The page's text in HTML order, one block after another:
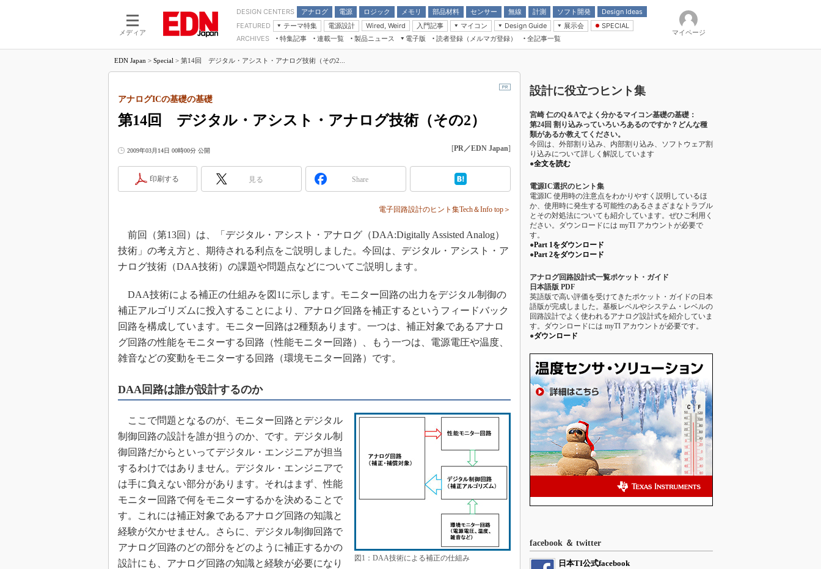
メディア
DESIGN CENTERS アナログ
電源
モーター
ロジック
LSI
FPGA
メモリ
部品材料
受動部品
センサー 無線 計測 ソフト開発
Design Ideas
アナログ機能回路
計測とテスト
FEATURED
テーマ特集
カーボンニュートラルへの挑戦
つながるクルマ
エレクトロニクス入門
医療エレ（EE Times Japan）
製品解剖（EE Times Japan）
電源設計 Wired, Weird
入門記事
モーター入門
マイコン
マイコン講座
Q&Aで学ぶマイコン講座
Design Guide
計測機器
展示会
CEATEC
組込み/エッジコンピューティング展
人とくるま展
SPECIAL
Microchip情報
ARCHIVES 特集記事
連載一覧
マイクロプロセッサ懐古録
用講座
たった2つの式で始めるDC/DCコン
バーターの設計
DC-DCコンバーター活用講座
Wired, Weird
マイコン講座
記録計／データロガーの基礎知識
アナログ設計のきほん／ADCとノイ
ズ編
めざせ高効率！ モーター駆動入門講
座
Bluetooth mesh入門
最新記事一覧
計測器メーカーから見た5G
USB Type-Cの登場で評価試験はど
う変わる？
編】
IoT時代の無線規格を知る【Z-Wave
製品ニュース
電子版
子版
読者登録（メルマガ登録） 全記事一覧
マイページ
EDN Japan > Special > 第14回 デジタル・アシスト・アナログ技術（その2...
第14回 デジタル・アシスト・アナログ技術（その2）
アナログICの基礎の基礎
2009年03月14日 00時00分 公開 [PR／EDN Japan]
印刷する 見る Share
電子回路設計のヒント集Tech＆Info top＞
前回（第13回）は、「デジタル・アシスト・アナログ（DAA:Digitally Assisted Analog）
技術」の考え方と、期待される利点をご説明しました。今回は、デジタル・アシスト・ア
ナログ技術（DAA技術）の課題や問題点などについてご説明します。
DAA技術による補正の仕組みを図1に示します。モニター回路の出力をデジタル制御の
補正アルゴリズムに投入することにより、アナログ回路を補正するというフィードバック
回路を構成しています。モニター回路は2種類あります。一つは、補正対象であるアナロ
グ回路の性能をモニターする回路（性能モニター回路）、もう一つは、電源電圧や温度、
雑音などの変動をモニターする回路（環境モニター回路）です。
DAA回路は誰が設計するのか
図1：DAA技術による補正の仕組み
ここで問題となるのが、モニター回路とデジタル
制御回路の設計を誰が担うのか、です。デジタル制
御回路だからといってデジタル・エンジニアが担当
するわけではありません。デジタル・エンジニアで
は手に負えない部分があります。それはまず、性能
モニター回路で何をモニターするかを決めることで
す。これには補正対象であるアナログ回路の知識と
経験が欠かせません。さらに、デジタル制御回路で
アナログ回路のどの部分をどのように補正するかの
設計にも、アナログ回路の知識と経験が必要になり
設計に役立つヒント集
宮崎 仁のQ＆Aでよく分かるマイコン基礎の基礎：
第24回 割り込みっていろいろあるのですか？どんな種
類があるか教えてください。
今回は、外部割り込み、内部割り込み、ソフトウェア割
り込みについて詳しく解説しています
●全文を読む
電源IC選択のヒント集
電源IC 使用時の注意点をわかりやすく説明しているほ
か、使用時に発生する可能性のあるさまざまなトラブル
とその対処法についても紹介しています。ぜひご利用く
ださい。ダウンロードには myTI アカウントが必要で
す。
●Part 1をダウンロード
●Part 2をダウンロード
アナログ回路設計式一覧ポケット・ガイド
日本語版 PDF
英語版で高い評価を受けてきたポケット・ガイドの日本
語版が完成しました。基板レベルやシステム・レベルの
回路設計でよく使われるアナログ設計式を紹介していま
す。ダウンロードには myTI アカウントが必要です。
●ダウンロード
facebook ＆ twitter
日本TI公式facebook